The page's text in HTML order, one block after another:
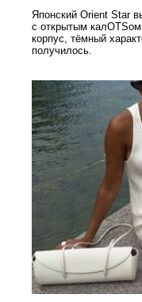
Японский Orient Star
с открытым
корпус, тёмный
получилось.